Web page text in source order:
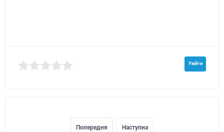
Увійти
Попередня Наступна